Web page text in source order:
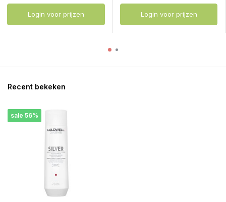
Login voor prijzen Login voor prijzen
Recent bekeken
sale 56%